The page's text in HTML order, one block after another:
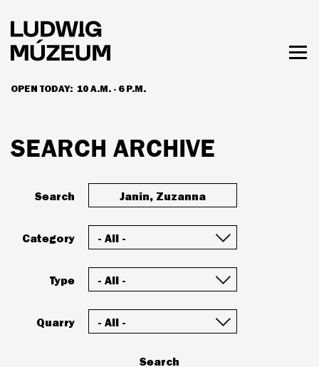
main
content
OPEN TODAY: 10 A.M. - 6 P.M.
HOURS & ADMISSION
SEARCH ARCHIVE
Search
Category
Type
Quarry
Search